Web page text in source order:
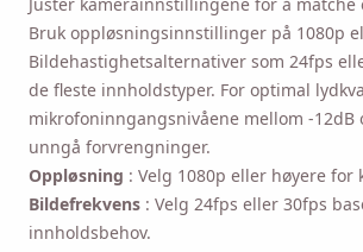
Bruk oppløsningsinnstillinger på 1080p
Bildehastighetsalternativer som 24fps
de fleste innholdstyper. For optimal
mikrofoninngangsnivåene mellom -12dB
unngå forvrengninger.
Oppløsning : Velg 1080p eller høyere for
Bildefrekvens : Velg 24fps eller 30fps
innholdsbehov.